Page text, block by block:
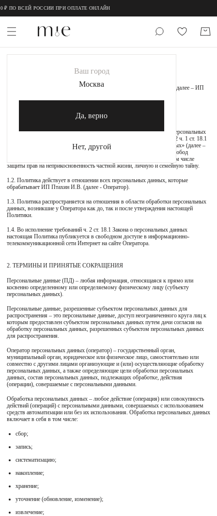
ВСЕЙ РОССИИ ПРИ ОПЛАТЕ ОНЛАЙН
MIESTILO
Коллекции
Образы
Магазины
Личный кабинет
Москва
НАПИСАТЬ В ЧАТ
Нужна помощь?
Ваш город
Москва
Да, верно
Нет, другой
ПЕРСОНАЛЬНЫХ ДАННЫХ
Индивидуального предпринимателя Птахина Ивана Владимировича (далее – ИП
1.1. Настоящая Политика ИП Птахин И.В. в отношении обработки персональных
данных (далее - Политика) разработана во исполнение требований п. 2 ч. 1 ст. 18.1
Федерального закона от 27.07.2006 № 152-ФЗ «О персональных данных» (далее –
Закон о персональных данных) в целях обеспечения защиты прав и свобод
человека и гражданина при обработке его персональных данных, в том числе
защиты прав на неприкосновенность частной жизни, личную и семейную тайну.
1.2. Политика действует в отношении всех персональных данных, которые
обрабатывает ИП Птахин И.В. (далее - Оператор).
1.3. Политика распространяется на отношения в области обработки персональных
данных, возникшие у Оператора как до, так и после утверждения настоящей
Политики.
1.4. Во исполнение требований ч. 2 ст. 18.1 Закона о персональных данных
настоящая Политика публикуется в свободном доступе в информационно-
телекоммуникационной сети Интернет на сайте Оператора.
2. ТЕРМИНЫ И ПРИНЯТЫЕ СОКРАЩЕНИЯ
Персональные данные (ПД) – любая информация, относящаяся к прямо или
косвенно определенному или определяемому физическому лицу (субъекту
персональных данных).
Персональные данные, разрешенные субъектом персональных данных для
распространения – это персональные данные, доступ неограниченного круга лиц к
которым предоставлен субъектом персональных данных путем дачи согласия на
обработку персональных данных, разрешенных субъектом персональных данных
для распространения.
Оператор персональных данных (оператор) – государственный орган,
муниципальный орган, юридическое или физическое лицо, самостоятельно или
совместно с другими лицами организующие и (или) осуществляющие обработку
персональных данных, а также определяющие цели обработки персональных
данных, состав персональных данных, подлежащих обработке, действия
(операции), совершаемые с персональными данными.
Обработка персональных данных – любое действие (операция) или совокупность
действий (операций) с персональными данными, совершаемых с использованием
средств автоматизации или без их использования. Обработка персональных данных
включает в себя в том числе:
сбор;
запись;
систематизацию;
накопление;
хранение;
уточнение (обновление, изменение);
извлечение;